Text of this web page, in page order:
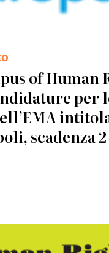
of Human
per
scadenza